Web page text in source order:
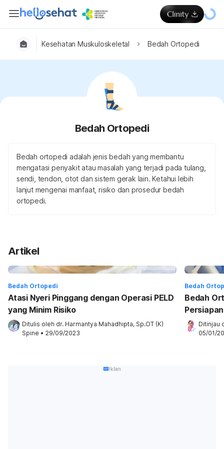
Kesehatan Muskuloskeletal Bedah Ortopedi
Bedah Ortopedi
Bedah ortopedi adalah jenis bedah yang membantu
mengatasi penyakit atau masalah yang terjadi pada tulang,
sendi, tendon, otot dan sistem gerak lain. Ketahui lebih
lanjut mengenai manfaat, risiko dan prosedur bedah
ortopedi.
Artikel
Bedah Ortopedi
Atasi Nyeri Pinggang dengan Operasi PELD
yang Minim Risiko
Ditulis oleh dr. Harmantya Mahadhipta, Sp.OT (K)
Spine • 29/09/2023
Bedah
Bedah
Ditinjau
05/01/
Iklan